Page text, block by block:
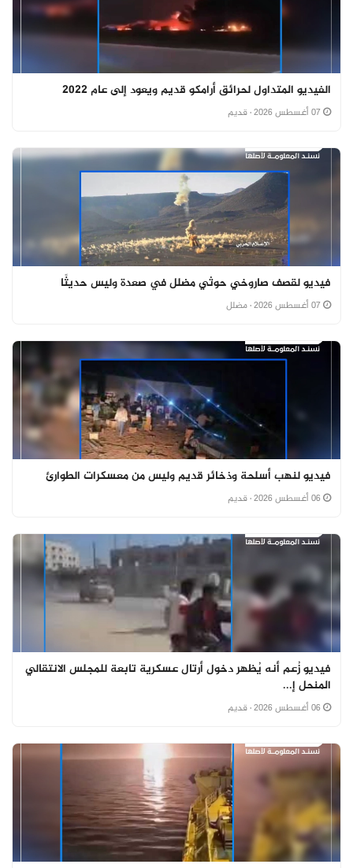
الفيديو المتداول لحرائق أرامكو قديم ويعود إلى عام 2022
· قديم
فيديو لقصف صاروخي حوثي مضلل في صعدة وليس حديثًا
· مضلل
فيديو لنهب أسلحة وذخائر قديم وليس من معسكرات الطوارئ
· قديم
فيديو زُعم أنه يُظهر دخول أرتال عسكرية تابعة للمجلس الانتقالي
المنحل إ...
· قديم